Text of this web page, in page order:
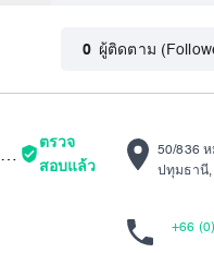
0 ผู้ติดตาม
ตรวจ
สอบแล้ว
50/836
ปทุมธานี,
+66